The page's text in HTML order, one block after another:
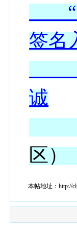
“入
签名
“
诚
区）
本帖地址：http://